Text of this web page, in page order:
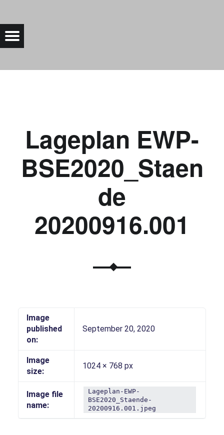
Menu
Lageplan EWP-
BSE2020_Staen
de
20200916.001
Image
published
on:
September 20, 2020
Image
size:
1024 × 768 px
Image file
name:
Lageplan-EWP-
BSE2020_Staende-
20200916.001.jpeg